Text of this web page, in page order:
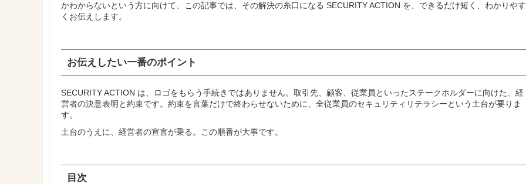
かわからないという方に向けて、この記事では、その解決の糸口になる SECURITY ACTION を、できるだけ短く、わかりやす
くお伝えします。
お伝えしたい一番のポイント
SECURITY ACTION は、ロゴをもらう手続きではありません。取引先、顧客、従業員といったステークホルダーに向けた、経
営者の決意表明と約束です。約束を言葉だけで終わらせないために、全従業員のセキュリティリテラシーという土台が要りま
す。
土台のうえに、経営者の宣言が乗る。この順番が大事です。
目次